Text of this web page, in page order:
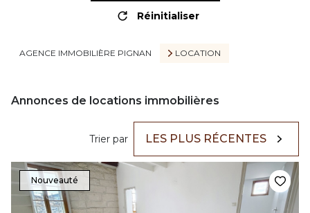
Réinitialiser
AGENCE IMMOBILIÈRE PIGNAN LOCATION
Annonces de locations immobilières
Trier par LES PLUS RÉCENTES
Nouveauté